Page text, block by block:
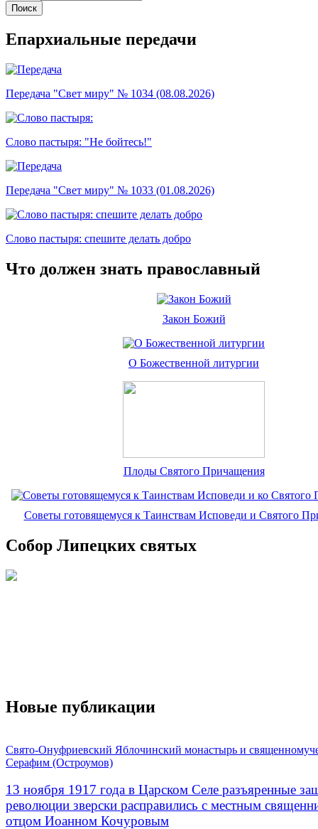
Епархиальные передачи
Передача "Свет миру" № 1034 (08.08.2026)
Слово пастыря: "Не бойтесь!"
Передача "Свет миру" № 1033 (01.08.2026)
Слово пастыря: спешите делать добро
Что должен знать православный
Закон Божий
О Божественной литургии
Плоды Святого Причащения
Советы готовящемуся к Таинствам Исповеди и Святого
Собор Липецких святых
Новые публикации
Свято-Онуфриевский Яблочинский монастырь и
Серафим (Остроумов)
13 ноября 1917 года в Царском Селе разъяренные
революции зверски расправились с местным
отцом Иоанном Кочуровым